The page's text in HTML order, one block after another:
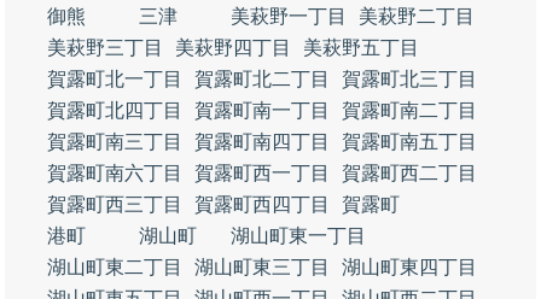
御熊
三津 美萩野一丁目
美萩野二丁目
美萩野三丁目
美萩野四丁目
美萩野五丁目
賀露町北一丁目
賀露町北二丁目
賀露町北三丁目
賀露町北四丁目
賀露町南一丁目
賀露町南二丁目
賀露町南三丁目
賀露町南四丁目
賀露町南五丁目
賀露町南六丁目
賀露町西一丁目
賀露町西二丁目
賀露町西三丁目
賀露町西四丁目
賀露町
港町
湖山町
湖山町東一丁目
湖山町東二丁目
湖山町東三丁目
湖山町東四丁目